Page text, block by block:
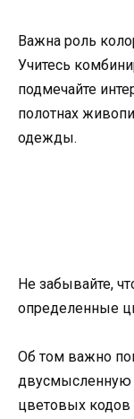
Важна роль
Учитесь
подмечайте
полотнах
одежды.
Не забывайте,
определенные
Об том важно
двусмысленную
цветовых